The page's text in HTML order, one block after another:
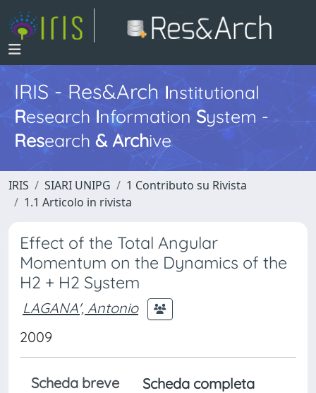
IRIS - Res&ArchInstitutional
Research InformationSystem -
Research & Archive
IRIS SIARI UNIPG
1 Contributo su Rivista
1.1 Articolo in rivista
Effect of the Total Angular
Momentum on the Dynamics of the
H2 + H2 System
LAGANA', Antonio
2009
Scheda breve
Scheda completa